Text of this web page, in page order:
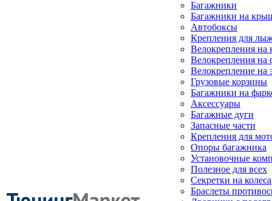
Багажники
Багажники на
Автобоксы
Крепления для
Велокрепления
Велокрепления на
Велокрепление на
Грузовые корзины
Багажники на
Аксессуары
Багажные дуги
Запасные части
Крепления для
Опоры багажника
Установочные
Полезное для всех
Секретки на колеса
Браслеты